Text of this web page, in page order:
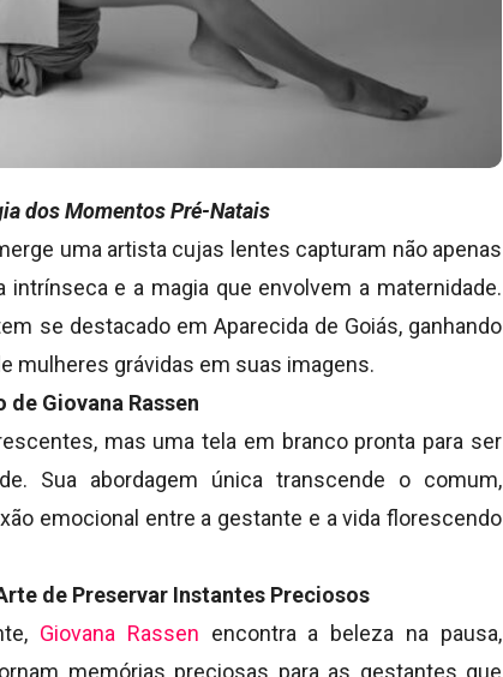
dos Momentos Pré-Natais
uma artista cujas lentes capturam não apenas
e a magia que envolvem a maternidade.
se destacado em Aparecida de Goiás, ganhando
mulheres grávidas em suas imagens.
Giovana Rassen
mas uma tela em branco pronta para ser
Sua abordagem única transcende o comum,
emocional entre a gestante e a vida florescendo
de Preservar Instantes Preciosos
Giovana Rassen encontra a beleza na pausa,
memórias preciosas para as gestantes que